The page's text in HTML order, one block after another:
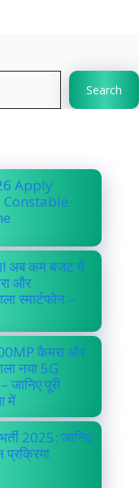
Search
Apply
अब कम बजट में
और
स्मार्टफोन –
कैमरा और
नया 5G
जानिए पूरी
में
2025: जानिए